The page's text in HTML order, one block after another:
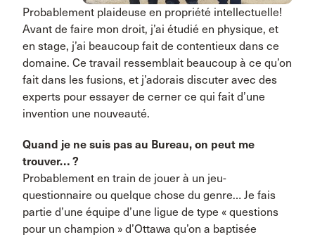
Probablement plaideuse en propriété intellectuelle!
Avant de faire mon droit, j’ai étudié en physique, et
en stage, j’ai beaucoup fait de contentieux dans ce
domaine. Ce travail ressemblait beaucoup à ce qu’on
fait dans les fusions, et j’adorais discuter avec des
experts pour essayer de cerner ce qui fait d’une
invention une nouveauté.
Quand je ne suis pas au Bureau, on peut me
trouver… ?
Probablement en train de jouer à un jeu-
questionnaire ou quelque chose du genre… Je fais
partie d’une équipe d’une ligue de type « questions
pour un champion » d’Ottawa qu’on a baptisée